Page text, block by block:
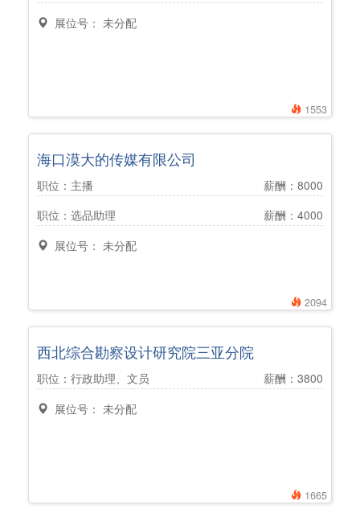
1553
展位号： 未分配
2094
海口漠大的传媒有限公司
职位：主播
薪酬：8000
职位：选品助理
薪酬：4000
展位号： 未分配
1665
西北综合勘察设计研究院三亚分院
职位：行政助理、文员
薪酬：3800
展位号： 未分配